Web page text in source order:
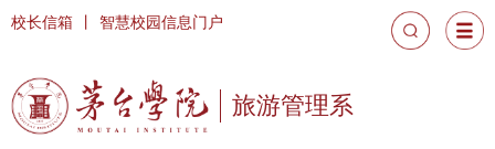
旅游管理系
校长信箱 智慧校园信息门户